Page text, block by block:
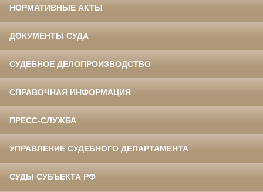
НОРМАТИВНЫЕ АКТЫ
ДОКУМЕНТЫ СУДА
СУДЕБНОЕ ДЕЛОПРОИЗВОДСТВО
СПРАВОЧНАЯ ИНФОРМАЦИЯ
ПРЕСС-СЛУЖБА
УПРАВЛЕНИЕ СУДЕБНОГО ДЕПАРТАМЕНТА
СУДЫ СУБЪЕКТА РФ